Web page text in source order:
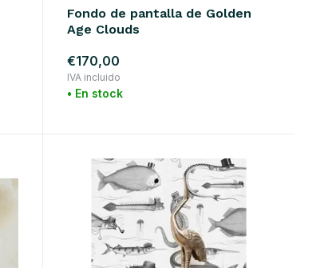
Fondo de pantalla de Golden
Age Clouds
€170,00
IVA incluido
• En stock